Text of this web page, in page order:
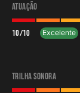
Atuação
10/10 Excelente
Trilha Sonora